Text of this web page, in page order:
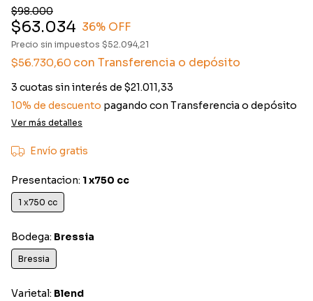
$98.000
$63.034 36% OFF
Precio sin impuestos $52.094,21
$56.730,60 con Transferencia o depósito
3 cuotas sin interés de $21.011,33
10% de descuento pagando con Transferencia o depósito
Ver más detalles
Envío gratis
Presentacion: 1 x750 cc
1 x750 cc
Bodega: Bressia
Bressia
Varietal: Blend